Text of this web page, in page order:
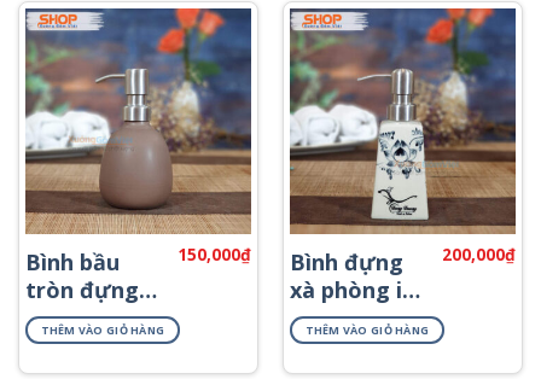
Bình bầu
tròn đựng
sữa tắm
PKNT-42
150,000₫
THÊM VÀO GIỎ HÀNG
Bình đựng
xà phòng in
logo PKNT-
50
200,000₫
THÊM VÀO GIỎ HÀNG